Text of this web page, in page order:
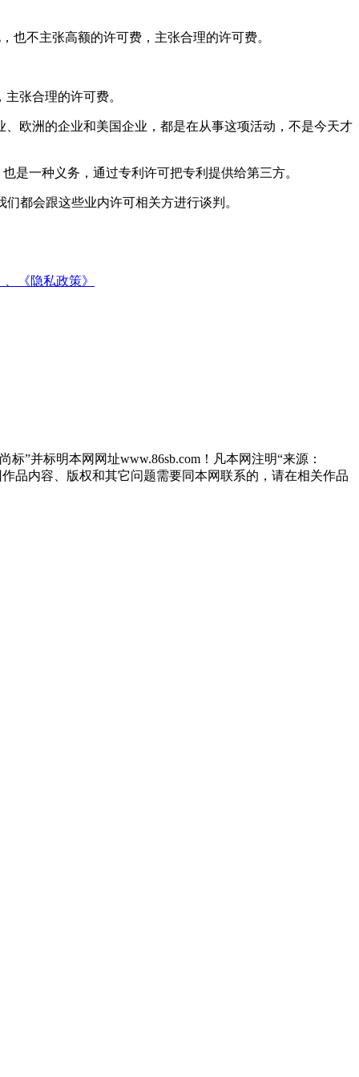
也不主张高额的许可费，主张合理的许可费。
主张合理的许可费。
欧洲的企业和美国企业，都是在从事这项活动，不是今天才
是一种义务，通过专利许可把专利提供给第三方。
都会跟这些业内许可相关方进行谈判。
《隐私政策》
”并标明本网网址www.86sb.com！凡本网注明“来源：
品内容、版权和其它问题需要同本网联系的，请在相关作品